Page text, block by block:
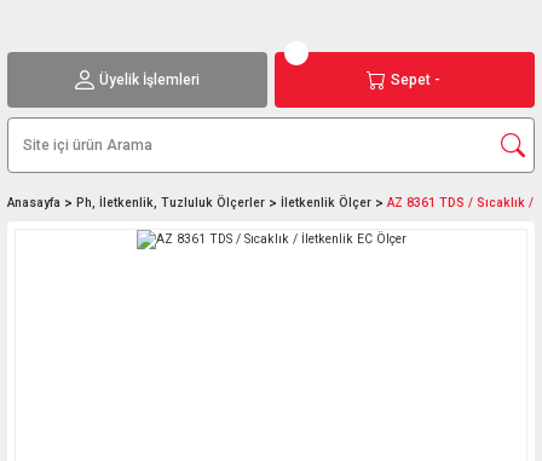
Üyelik İşlemleri Sepet -
Anasayfa Ph, İletkenlik, Tuzluluk Ölçerler İletkenlik Ölçer AZ 8361 TDS / Sıcaklık /